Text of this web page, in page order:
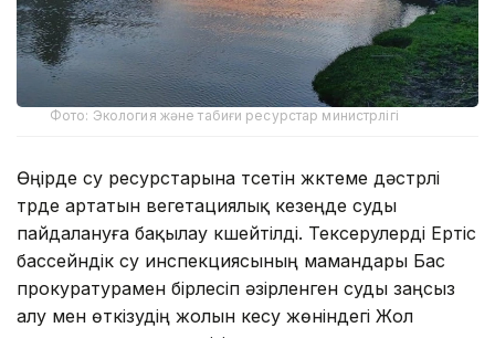
Фото: Экология және табиғи ресурстар министрлігі
Өңірде су ресурстарына түсетін жүктеме дәстүрлі
түрде артатын вегетациялық кезеңде суды
пайдалануға бақылау күшейтілді. Тексерулерді Ертіс
бассейндік су инспекциясының мамандары Бас
прокуратурамен бірлесіп әзірленген суды заңсыз
алу мен өткізудің жолын кесу жөніндегі Жол